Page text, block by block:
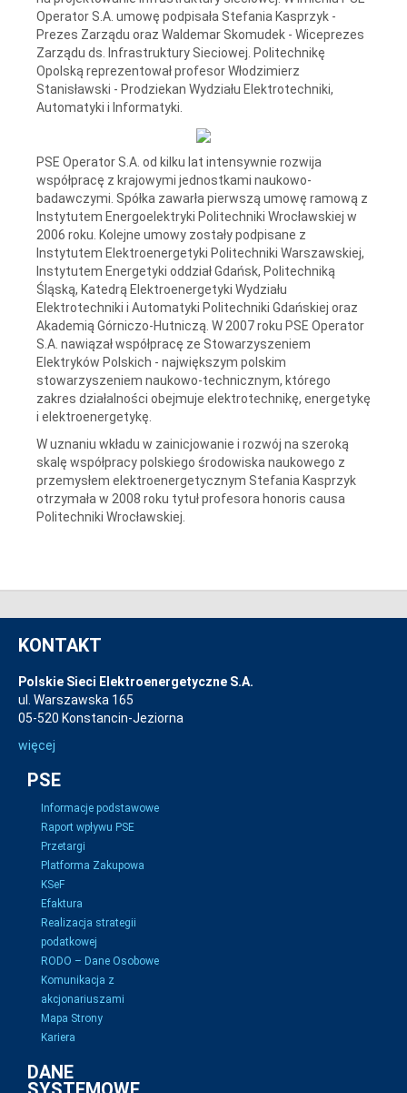
Operator S.A. umowę podpisała Stefania Kasprzyk -
Prezes Zarządu oraz Waldemar Skomudek - Wiceprezes
Zarządu ds. Infrastruktury Sieciowej. Politechnikę
Opolską reprezentował profesor Włodzimierz
Stanisławski - Prodziekan Wydziału Elektrotechniki,
Automatyki i Informatyki.
PSE Operator S.A. od kilku lat intensywnie rozwija
współpracę z krajowymi jednostkami naukowo-
badawczymi. Spółka zawarła pierwszą umowę ramową z
Instytutem Energoelektryki Politechniki Wrocławskiej w
2006 roku. Kolejne umowy zostały podpisane z
Instytutem Elektroenergetyki Politechniki Warszawskiej,
Instytutem Energetyki oddział Gdańsk, Politechniką
Śląską, Katedrą Elektroenergetyki Wydziału
Elektrotechniki i Automatyki Politechniki Gdańskiej oraz
Akademią Górniczo-Hutniczą. W 2007 roku PSE Operator
S.A. nawiązał współpracę ze Stowarzyszeniem
Elektryków Polskich - największym polskim
stowarzyszeniem naukowo-technicznym, którego
zakres działalności obejmuje elektrotechnikę, energetykę
i elektroenergetykę.
W uznaniu wkładu w zainicjowanie i rozwój na szeroką
skalę współpracy polskiego środowiska naukowego z
przemysłem elektroenergetycznym Stefania Kasprzyk
otrzymała w 2008 roku tytuł profesora honoris causa
Politechniki Wrocławskiej.
KONTAKT
Polskie Sieci Elektroenergetyczne S.A.
ul. Warszawska 165
05-520 Konstancin-Jeziorna
więcej
PSE
Informacje podstawowe
Raport wpływu PSE
Przetargi
Platforma Zakupowa
KSeF
Efaktura
Realizacja strategii
podatkowej
RODO – Dane Osobowe
Komunikacja z
akcjonariuszami
Mapa Strony
Kariera
DANE